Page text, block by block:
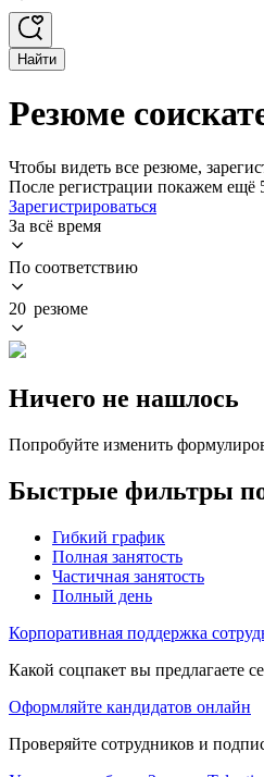
Найти
Резюме
Чтобы видеть все резюме,
После регистрации покажем ещё
Зарегистрироваться
За всё время
По соответствию
20 резюме
Ничего не нашлось
Попробуйте изменить
Быстрые фильтры
Гибкий график
Полная занятость
Частичная занятость
Полный день
Корпоративная поддержка
Какой соцпакет вы предлагаете
Оформляйте кандидатов онлайн
Проверяйте сотрудников и